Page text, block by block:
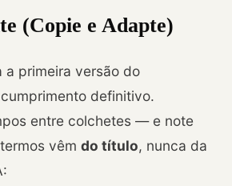
(Copie e Adapte)
a primeira versão do
definitivo.
entre colchetes — e note
vêm do título, nunca da